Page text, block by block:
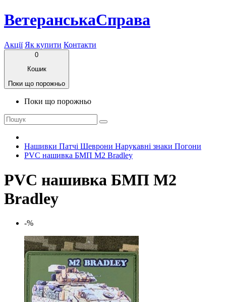
ВетеранськаСправа
Акції Як купити Контакти
0
Кошик
Поки що порожньо
Поки що порожньо
Нашивки Патчі Шеврони Нарукавні знаки Погони
PVC нашивка БМП M2 Bradley
PVC нашивка БМП M2
Bradley
-%